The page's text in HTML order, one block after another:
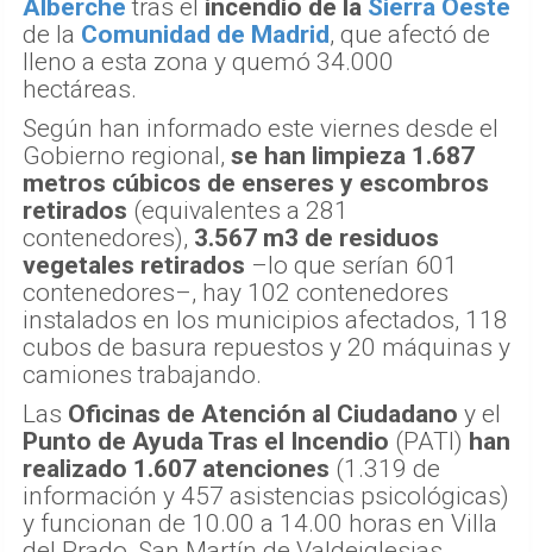
Alberche tras el incendio de la Sierra Oeste
de la Comunidad de Madrid, que afectó de
lleno a esta zona y quemó 34.000
hectáreas.
Según han informado este viernes desde el
Gobierno regional, se han limpieza 1.687
metros cúbicos de enseres y escombros
retirados (equivalentes a 281
contenedores), 3.567 m3 de residuos
vegetales retirados –lo que serían 601
contenedores–, hay 102 contenedores
instalados en los municipios afectados, 118
cubos de basura repuestos y 20 máquinas y
camiones trabajando.
Las Oficinas de Atención al Ciudadano y el
Punto de Ayuda Tras el Incendio (PATI) han
realizado 1.607 atenciones (1.319 de
información y 457 asistencias psicológicas)
y funcionan de 10.00 a 14.00 horas en Villa